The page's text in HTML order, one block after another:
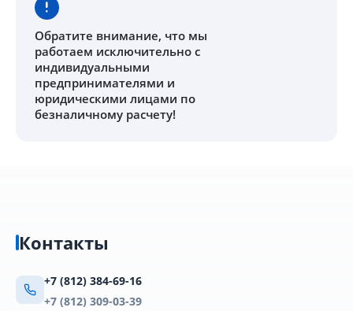
Обратите внимание, что мы
работаем исключительно с
индивидуальными
предпринимателями и
юридическими лицами по
безналичному расчету!
Контакты
+7 (812) 384-69-16
+7 (812) 309-03-39